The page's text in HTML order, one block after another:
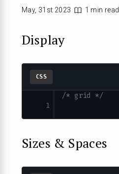
May, 31st 2023 1 min read
Display
CSS
1
/* grid */
Sizes & Spaces